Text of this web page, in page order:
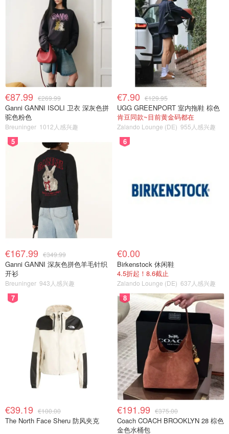
€87.99 €269.99
Ganni GANNI ISOLI 卫衣 深灰色拼
驼色粉色
Breuninger 1012人感兴趣
€7.90 €129.95
UGG GREENPORT 室内拖鞋 棕色
肯豆同款~目前黄金码都在
Zalando Lounge (DE) 955人感兴趣
5
€167.99 €349.99
Ganni GANNI 深灰色拼色羊毛针织
开衫
Breuninger 943人感兴趣
6
€0.00
Birkenstock 休闲鞋
4.5折起！8.6截止
Zalando Lounge (DE) 637人感兴趣
7
€39.19 €100.00
The North Face Sheru 防风夹克
8
€191.99 €375.00
Coach COACH BROOKLYN 28 棕色
金色水桶包